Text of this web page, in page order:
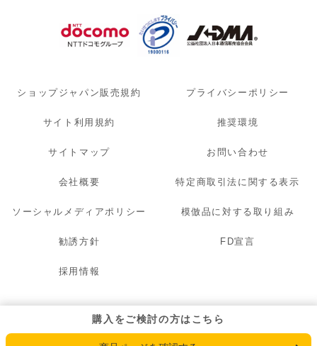
購入をご検討の方はこちら
ショップジャパン販売規約 プライバシーポリシー
サイト利用規約 推奨環境
サイトマップ お問い合わせ
会社概要 特定商取引法に関する表示
ソーシャルメディアポリシー 模倣品に対する取り組み
勧誘方針 FD宣言
採用情報
© 2007 - 2026 OAK LAWN MARKETING. INC. All Rights Reserved.